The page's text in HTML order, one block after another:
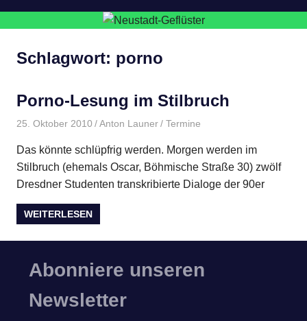
Schlagwort: porno
Porno-Lesung im Stilbruch
25. Oktober 2010 Anton Launer Termine
Das könnte schlüpfrig werden. Morgen werden im
Stilbruch (ehemals Oscar, Böhmische Straße 30) zwölf
Dresdner Studenten transkribierte Dialoge der 90er
WEITERLESEN
Abonniere unseren
Newsletter